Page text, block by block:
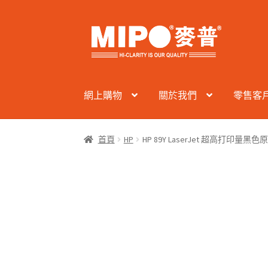
Skip
to
navigation
Skip
to
content
網上購物 關於我們 零售客
首頁 HP HP 89Y LaserJet 超高打印量黑色